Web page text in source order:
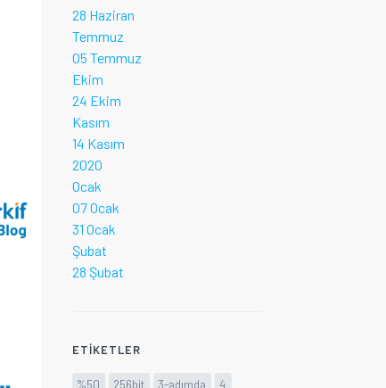
28 Haziran
Temmuz
05 Temmuz
Ekim
24 Ekim
Kasım
14 Kasım
2020
Ocak
07 Ocak
31 Ocak
Şubat
28 Şubat
ETIKETLER
%50 256bit 3-adımda
4